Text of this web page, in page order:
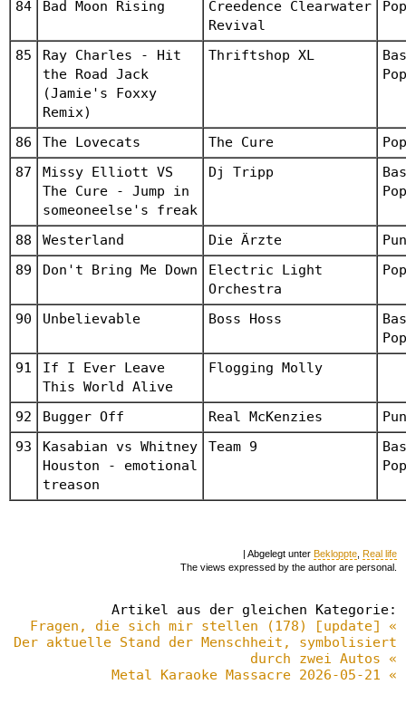
84 Bad Moon Rising
Creedence Clearwater
Revival
Pop
85
Ray Charles - Hit
the Road Jack
(Jamie's Foxxy
Remix)
Thriftshop XL
Pop
86 The Lovecats The Cure
Pop
87
Missy Elliott VS
The Cure - Jump in
someoneelse's freak
Dj Tripp
Pop
88 Westerland Die Ärzte
89
Don't Bring Me Down
Electric Light
Orchestra
Pop
90 Unbelievable Boss Hoss
Pop
91
If I Ever Leave
This World Alive
Flogging Molly
92 Bugger Off Real McKenzies
93
Kasabian vs Whitney
Houston - emotional
treason
Team 9
Pop
| Abgelegt unter Bekloppte Real life
The views expressed by the author are personal.
Artikel aus der gleichen Kategorie:
Fragen, die sich mir stellen (178) [update] «
Der aktuelle Stand der Menschheit, symbolisiert
durch zwei Autos «
Metal Karaoke Massacre 2026-05-21 «